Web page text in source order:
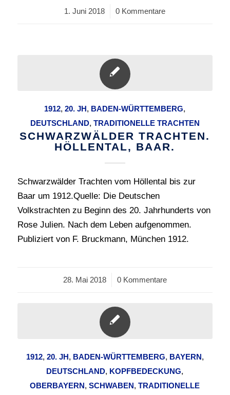
1. Juni 2018
/ 0 Kommentare
1912,20. JH, BADEN-WÜRTTEMBERG,
DEUTSCHLAND, TRADITIONELLE TRACHTEN
SCHWARZWÄLDER TRACHTEN.
HÖLLENTAL, BAAR.
Schwarzwälder Trachten vom Höllental bis zur
Baar um 1912.Quelle: Die Deutschen
Volkstrachten zu Beginn des 20. Jahrhunderts von
Rose Julien. Nach dem Leben aufgenommen.
Publiziert von F. Bruckmann, München 1912.
28. Mai 2018
/ 0 Kommentare
1912, 20. JH, BADEN-WÜRTTEMBERG, BAYERN,
DEUTSCHLAND, KOPFBEDECKUNG,
OBERBAYERN,SCHWABEN,TRADITIONELLE